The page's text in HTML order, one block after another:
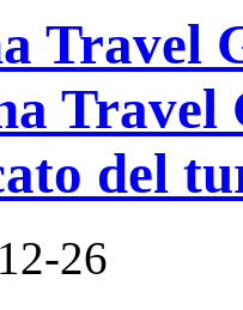
Travel
Travel
del
26